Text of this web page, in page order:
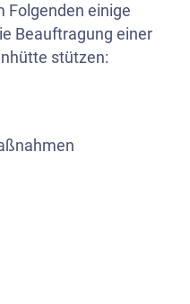
Folgenden einige
Beauftragung einer
stützen: